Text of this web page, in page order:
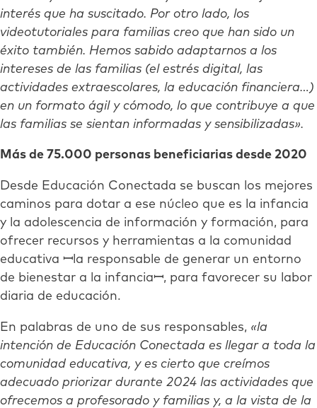
interés que ha suscitado. Por otro lado, los
videotutoriales para familias creo que han sido un
éxito también. Hemos sabido adaptarnos a los
intereses de las familias (el estrés digital, las
actividades extraescolares, la educación financiera…)
en un formato ágil y cómodo, lo que contribuye a que
las familias se sientan informadas y sensibilizadas».
Más de 75.000 personas beneficiarias desde 2020
Desde Educación Conectada se buscan los mejores
caminos para dotar a ese núcleo que es la infancia
y la adolescencia de información y formación, para
ofrecer recursos y herramientas a la comunidad
educativa ꟷla responsable de generar un entorno
de bienestar a la infanciaꟷ, para favorecer su labor
diaria de educación.
En palabras de uno de sus responsables, «la
intención de Educación Conectada es llegar a toda la
comunidad educativa, y es cierto que creímos
adecuado priorizar durante 2024 las actividades que
ofrecemos a profesorado y familias y, a la vista de la